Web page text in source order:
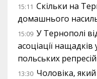
15:11 Скільки на
домашнього
15:09 У Тернополі
асоціації
польських репресій
13:30 Чоловіка,